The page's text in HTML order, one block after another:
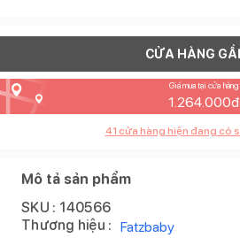
CỬA HÀNG
Giá mua tại cửa hàng
1.264.000đ
41 cửa hàng hiện đang có
Mô tả sản phẩm
SKU : 140566
Thương hiệu : Fatzbaby